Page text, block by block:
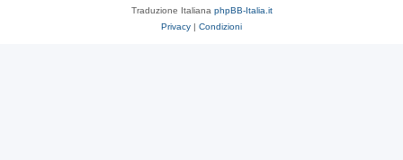
Traduzione Italiana phpBB-Italia.it
Privacy | Condizioni